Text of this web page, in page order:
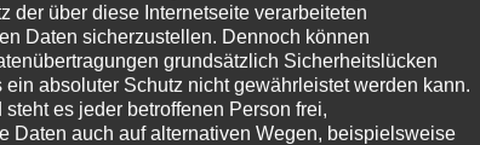
Regel über eine App auf Ihrem Smartphone
starten, anhalten und die Lautstärke regeln.
der über diese Internetseite verarbeiteten
Daten sicherzustellen. Dennoch können
grundsätzlich Sicherheitslücken
absoluter Schutz nicht gewährleistet werden kann.
es jeder betroffenen Person frei,
Daten auch auf alternativen Wegen, beispielsweise